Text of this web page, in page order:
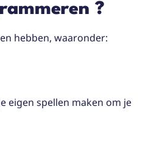
?
hebben, waaronder:
eigen spellen maken om je